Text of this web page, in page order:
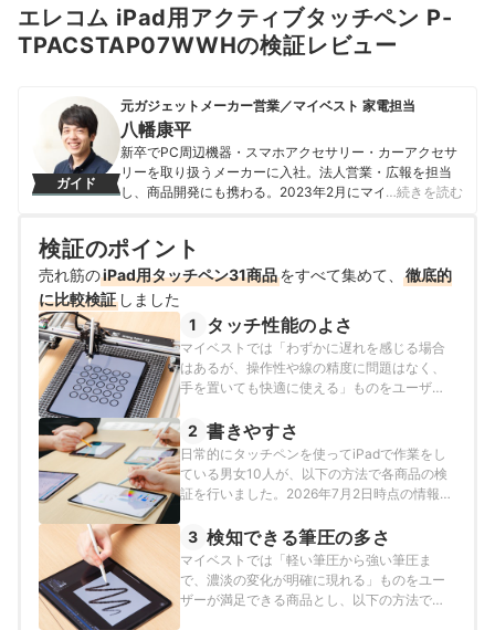
エレコム iPad用アクティブタッチペン P-
TPACSTAP07WWHの検証レビュー
ガイド
元ガジェットメーカー営業／マイベスト 家電担当
八幡康平
新卒でPC周辺機器・スマホアクセサリー・カーアクセサ
リーを取り扱うメーカーに入社。法人営業・広報を担当
し、商品開発にも携わる。2023年2月にマイベストに入
家電を中心に幅広いジャンルのコンテンツ制作に携わ
る。「専門性をもとにした調査・検証を通じ、一人ひと
りに合った選択肢を分かりやすく提案すること」を心が
けて、コンテンツ制作を行っている。
八幡康平のプロフィール
…続きを読む
検証のポイント
売れ筋のiPad用タッチペン31商品をすべて集めて、
徹底的
に比較検証 しました
1
タッチ性能のよさ
マイベストでは「わずかに遅れを感じる場合
はあるが、操作性や線の精度に問題はなく、
手を置いても快適に使える」ものをユーザー
目のスコアの加重平均でおすすめ度をスコア
化しました。2025年12月24日時点の情報をも
とに検証を行なっています。
2 書きやすさ
日常的にタッチペンを使ってiPadで作業をし
ている男女10人が、以下の方法で各商品の検
証を行いました。2026年7月2日時点の情報を
3 検知できる筆圧の多さ
マイベストでは「軽い筆圧から強い筆圧ま
で、濃淡の変化が明確に現れる」ものをユー
ザーが満足できる商品とし、以下の方法で検